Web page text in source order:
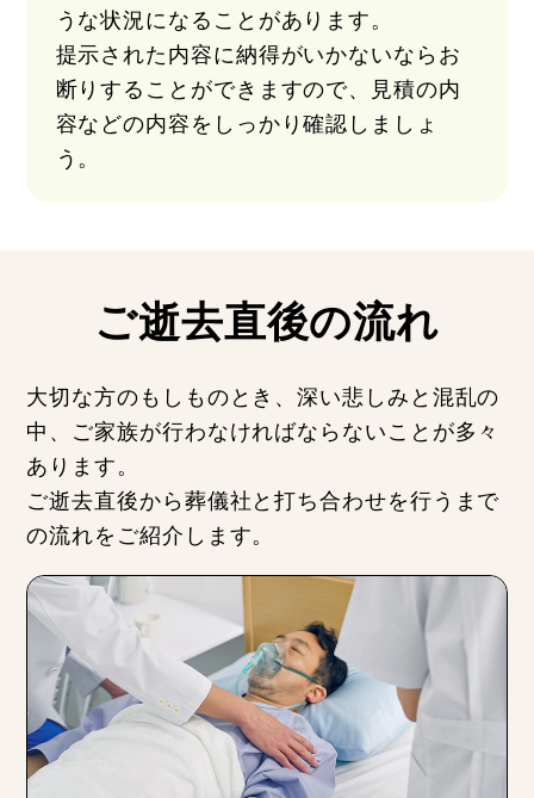
うな状況になることがあります。
提示された内容に納得がいかないならお
断りすることができますので、見積の内
容などの内容をしっかり確認しましょ
う。
ご逝去直後の流れ
大切な方のもしものとき、深い悲しみと混乱の
中、ご家族が行わなければならないことが多々
あります。
ご逝去直後から葬儀社と打ち合わせを行うまで
の流れをご紹介します。